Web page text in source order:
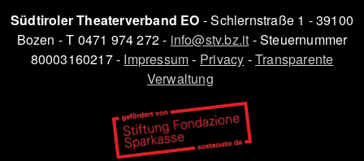
Südtiroler Theaterverband EO - Schlernstraße 1 - 39100
Bozen - T 0471 974 272 - info@stv.bz.it - Steuernummer
80003160217 - Impressum- Privacy -Transparente
Verwaltung